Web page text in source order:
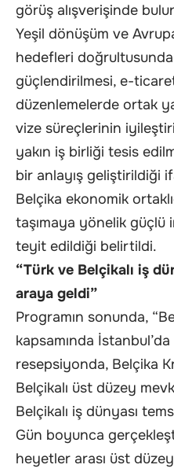
görüş alışverişinde
Yeşil dönüşüm ve
hedefleri
güçlendirilmesi, e-
düzenlemelerde ortak
vize süreçlerinin
yakın iş birliği tesis
bir anlayış geliştirildiği
Belçika ekonomik
taşımaya yönelik güçlü
teyit edildiği belirtildi.
“Türk ve Belçikalı iş
araya geldi”
Programın sonunda,
kapsamında
resepsiyonda, Belçika
Belçikalı üst düzey
Belçikalı iş dünyası
Gün boyunca
heyetler arası üst